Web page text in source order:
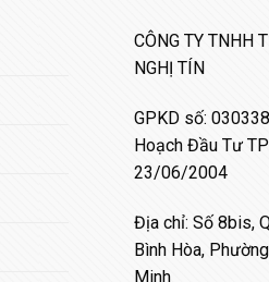
CÔNG TY TNHH
NGHỊ TÍN
GPKD số:
Hoạch Đầu Tư
23/06/2004
Địa chỉ: Số 8bis,
Bình Hòa,
Minh